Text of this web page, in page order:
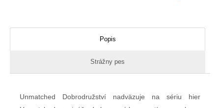
Popis
Strážny pes
Unmatched Dobrodružství nadväzuje na sériu hier